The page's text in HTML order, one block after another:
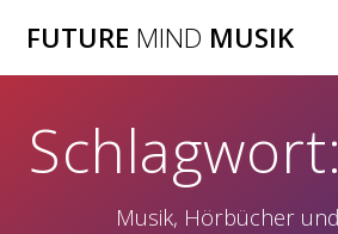
Inhalt
FUTURE MIND MUSIK
Schlagwort:
Musik, Hörbücher